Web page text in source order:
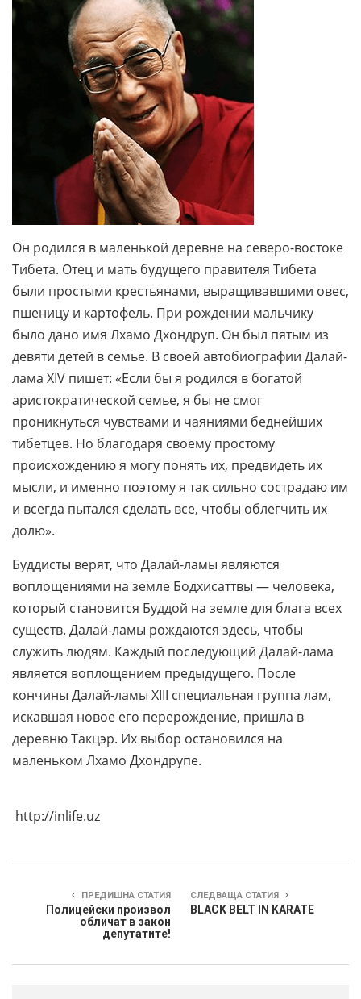
Он родился в маленькой деревне на северо-востоке
Тибета. Отец и мать будущего правителя Тибета
были простыми крестьянами, выращивавшими овес,
пшеницу и картофель. При рождении мальчику
было дано имя Лхамо Дхондруп. Он был пятым из
девяти детей в семье. В своей автобиографии Далай-
лама XIV пишет: «Если бы я родился в богатой
аристократической семье, я бы не смог
проникнуться чувствами и чаяниями беднейших
тибетцев. Но благодаря своему простому
происхождению я могу понять их, предвидеть их
мысли, и именно поэтому я так сильно сострадаю им
и всегда пытался сделать все, чтобы облегчить их
долю».
Буддисты верят, что Далай-ламы являются
воплощениями на земле Бодхисаттвы — человека,
который становится Буддой на земле для блага всех
существ. Далай-ламы рождаются здесь, чтобы
служить людям. Каждый последующий Далай-лама
является воплощением предыдущего. После
кончины Далай-ламы XIII специальная группа лам,
искавшая новое его перерождение, пришла в
деревню Такцэр. Их выбор остановился на
маленьком Лхамо Дхондрупе.
http://inlife.uz
ПРЕДИШНА СТАТИЯ
Полицейски произвол
обличат в закон
депутатите!
СЛЕДВАЩА СТАТИЯ
BLACK BELT IN KARATE